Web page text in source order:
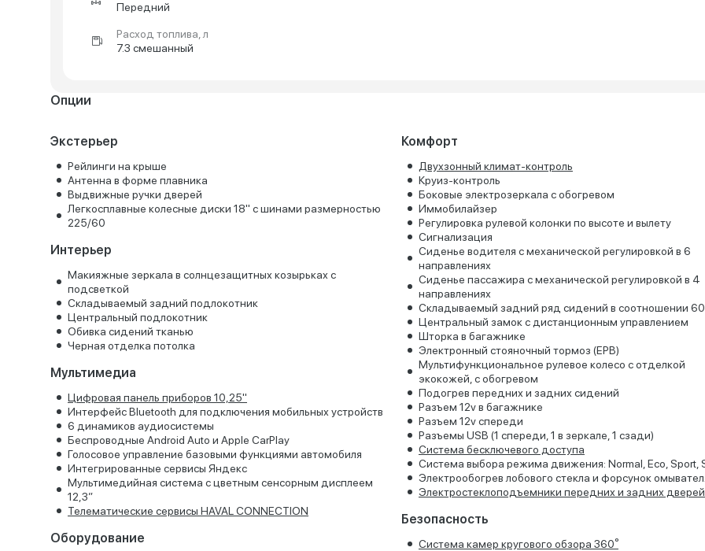
Передний
Расход топлива, л
7.3 смешанный
Опции
Экстерьер
Рейлинги на крыше
Антенна в форме плавника
Выдвижные ручки дверей
Легкосплавные колесные диски 18" с шинами размерностью
225/60
Интерьер
Макияжные зеркала в солнцезащитных козырьках с
подсветкой
Складываемый задний подлокотник
Центральный подлокотник
Обивка сидений тканью
Черная отделка потолка
Мультимедиа
Цифровая панель приборов 10,25"
Интерфейс Bluetooth для подключения мобильных устройств
6 динамиков аудиосистемы
Беспроводные Android Auto и Apple CarPlay
Голосовое управление базовыми функциями автомобиля
Интегрированные сервисы Яндекс
Мультимедийная система с цветным сенсорным дисплеем
12,3”
Телематические сервисы HAVAL CONNECTION
Оборудование
Комфорт
Двухзонный климат-контроль
Круиз-контроль
Боковые электрозеркала с обогревом
Иммобилайзер
Регулировка рулевой колонки по высоте и вылету
Сигнализация
Сиденье водителя с механической регулировкой в 6
направлениях
Сиденье пассажира с механической регулировкой в 4
направлениях
Складываемый задний ряд сидений в соотношении
Центральный замок с дистанционным управлением
Шторка в багажнике
Электронный стояночный тормоз (EPB)
Мультифункциональное рулевое колесо с отделкой
экокожей, с обогревом
Подогрев передних и задних сидений
Разъем 12v в багажнике
Разъем 12v спереди
Разъемы USB (1 спереди, 1 в зеркале, 1 сзади)
Система бесключевого доступа
Система выбора режима движения: Normal, Eco, Sport,
Электрообогрев лобового стекла и форсунок
Электростеклоподъемники передних и задних дверей
Безопасность
Система камер кругового обзора 360⁰